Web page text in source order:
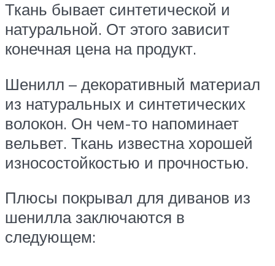
Ткань бывает синтетической и
натуральной. От этого зависит
конечная цена на продукт.
Шенилл – декоративный материал
из натуральных и синтетических
волокон. Он чем-то напоминает
вельвет. Ткань известна хорошей
износостойкостью и прочностью.
Плюсы покрывал для диванов из
шенилла заключаются в
следующем: